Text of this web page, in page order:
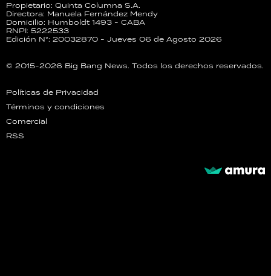
Propietario: Quinta Columna S.A.
Directora: Manuela Fernández Mendy
Domicilio: Humboldt 1493 - CABA
RNPI: 5222533
Edición N°: 20032870 - Jueves 06 de Agosto 2026
© 2015-2026 Big Bang News. Todos los derechos reservados.
Políticas de Privacidad
Términos y condiciones
Comercial
RSS